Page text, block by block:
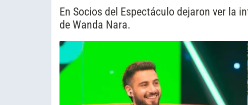
En Socios del Espectáculo dejaron ver la
de Wanda Nara.